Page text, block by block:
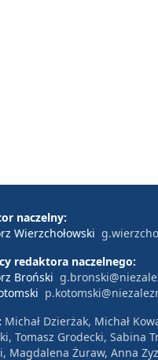
naczelny:
Wierzchołowski
redaktora naczelnego:
Broński
Michał Dzierżak, Michał
Tomasz Grodecki, Sabina
Magdalena Żuraw, Anna